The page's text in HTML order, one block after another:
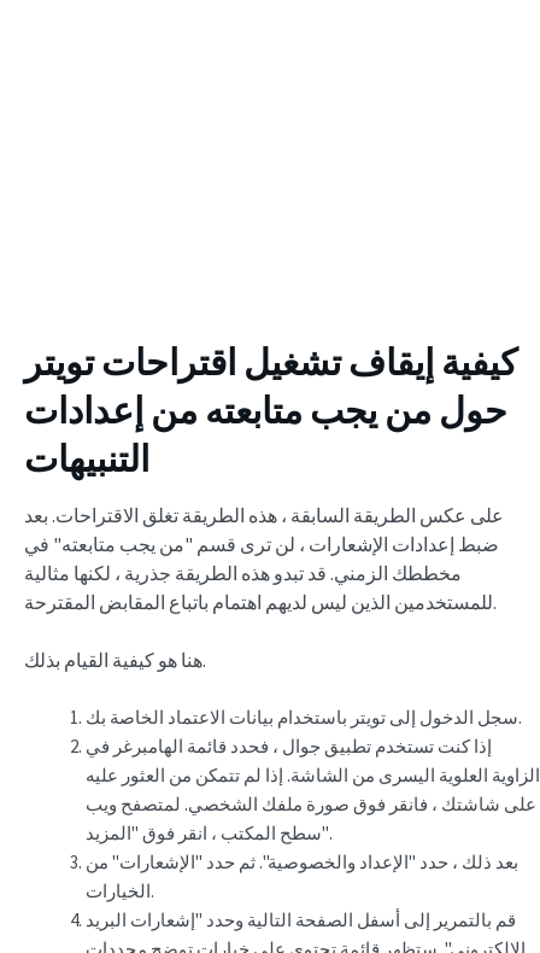
كيفية إيقاف تشغيل اقتراحات تويتر
حول من يجب متابعته من إعدادات
التنبيهات
على عكس الطريقة السابقة ، هذه الطريقة تغلق الاقتراحات. بعد
ضبط إعدادات الإشعارات ، لن ترى قسم "من يجب متابعته" في
مخططك الزمني. قد تبدو هذه الطريقة جذرية ، لكنها مثالية
للمستخدمين الذين ليس لديهم اهتمام باتباع المقابض المقترحة.
هنا هو كيفية القيام بذلك.
سجل الدخول إلى تويتر باستخدام بيانات الاعتماد الخاصة بك.
إذا كنت تستخدم تطبيق جوال ، فحدد قائمة الهامبرغر في
الزاوية العلوية اليسرى من الشاشة. إذا لم تتمكن من العثور عليه
على شاشتك ، فانقر فوق صورة ملفك الشخصي. لمتصفح ويب
سطح المكتب ، انقر فوق "المزيد".
بعد ذلك ، حدد "الإعداد والخصوصية". ثم حدد "الإشعارات" من
الخيارات.
قم بالتمرير إلى أسفل الصفحة التالية وحدد "إشعارات البريد